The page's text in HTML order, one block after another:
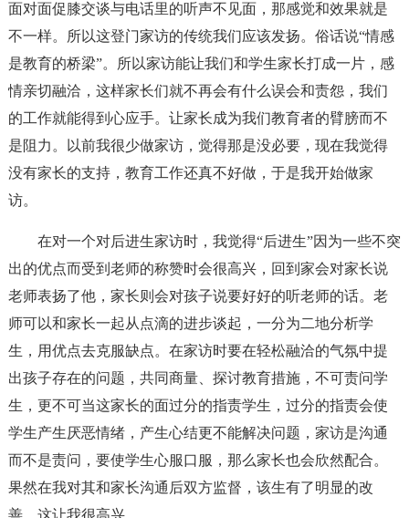
面对面促膝交谈与电话里的听声不见面，那感觉和效果就是
不一样。所以这登门家访的传统我们应该发扬。俗话说“情感
是教育的桥梁”。所以家访能让我们和学生家长打成一片，感
情亲切融洽，这样家长们就不再会有什么误会和责怨，我们
的工作就能得到心应手。让家长成为我们教育者的臂膀而不
是阻力。以前我很少做家访，觉得那是没必要，现在我觉得
没有家长的支持，教育工作还真不好做，于是我开始做家
访。
在对一个对后进生家访时，我觉得“后进生”因为一些不突
出的优点而受到老师的称赞时会很高兴，回到家会对家长说
老师表扬了他，家长则会对孩子说要好好的听老师的话。老
师可以和家长一起从点滴的进步谈起，一分为二地分析学
生，用优点去克服缺点。在家访时要在轻松融洽的气氛中提
出孩子存在的问题，共同商量、探讨教育措施，不可责问学
生，更不可当这家长的面过分的指责学生，过分的指责会使
学生产生厌恶情绪，产生心结更不能解决问题，家访是沟通
而不是责问，要使学生心服口服，那么家长也会欣然配合。
果然在我对其和家长沟通后双方监督，该生有了明显的改
善，这让我很高兴。